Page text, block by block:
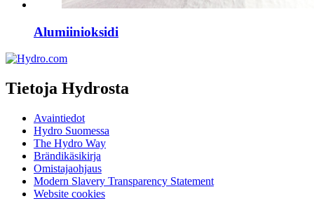
Alumiinioksidi
Tietoja Hydrosta
Avaintiedot
Hydro Suomessa
The Hydro Way
Brändikäsikirja
Omistajaohjaus
Modern Slavery Transparency Statement
Website cookies